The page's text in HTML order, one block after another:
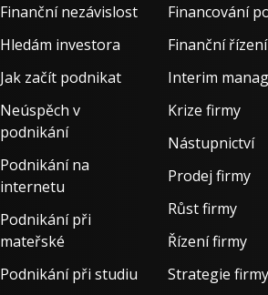
Finanční nezávislost
Hledám investora
Jak začít podnikat
Neúspěch v
podnikání
Podnikání na
internetu
Podnikání při
mateřské
Podnikání při studiu
Financování
Finanční
Interim
Krize firmy
Nástupnictví
Prodej firmy
Růst firmy
Řízení firmy
Strategie firmy